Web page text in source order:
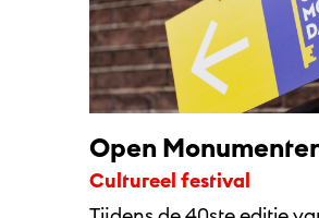
Open
Cultureel festival